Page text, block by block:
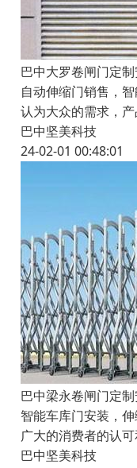
巴中大罗卷闸门定
自动伸缩门销售，
认为大众的需求，
巴中坚美科技
24-02-01 00:48:01
巴中梁永卷闸门定
智能车库门安装，
广大的消费者的认
巴中坚美科技